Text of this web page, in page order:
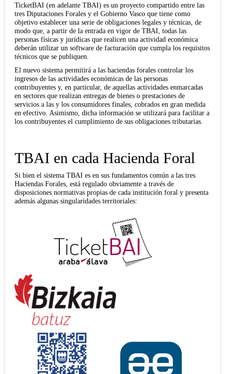
TicketBAI (en adelante TBAI) es un proyecto compartido entre las
tres Diputaciones Forales y el Gobierno Vasco que tiene como
objetivo establecer una serie de obligaciones legales y técnicas, de
modo que, a partir de la entrada en vigor de TBAI, todas las
personas físicas y jurídicas que realicen una actividad económica
deberán utilizar un software de facturación que cumpla los requisitos
técnicos que se publiquen.
El nuevo sistema permitirá a las haciendas forales controlar los
ingresos de las actividades económicas de las personas
contribuyentes y, en particular, de aquellas actividades enmarcadas
en sectores que realizan entregas de bienes o prestaciones de
servicios a las y los consumidores finales, cobrados en gran medida
en efectivo. Asimismo, dicha información se utilizará para facilitar a
los contribuyentes el cumplimiento de sus obligaciones tributarias.
TBAI en cada Hacienda Foral
Si bien el sistema TBAI es en sus fundamentos común a las tres
Haciendas Forales, está regulado obviamente a través de
disposiciones normativas propias de cada institución foral y presenta
además algunas singularidades territoriales: